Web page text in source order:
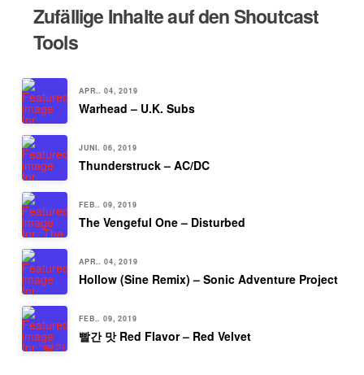
Zufällige Inhalte auf den Shoutcast
Tools
APR.. 04, 2019
Warhead – U.K. Subs
JUNI. 06, 2019
Thunderstruck – AC/DC
FEB.. 09, 2019
The Vengeful One – Disturbed
APR.. 04, 2019
Hollow (Sine Remix) – Sonic Adventure Project
FEB.. 09, 2019
빨간 맛 Red Flavor – Red Velvet